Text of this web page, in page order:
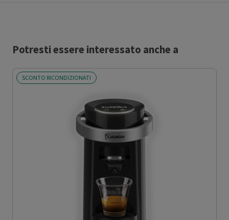
Potresti essere interessato anche a
SCONTO RICONDIZIONATI